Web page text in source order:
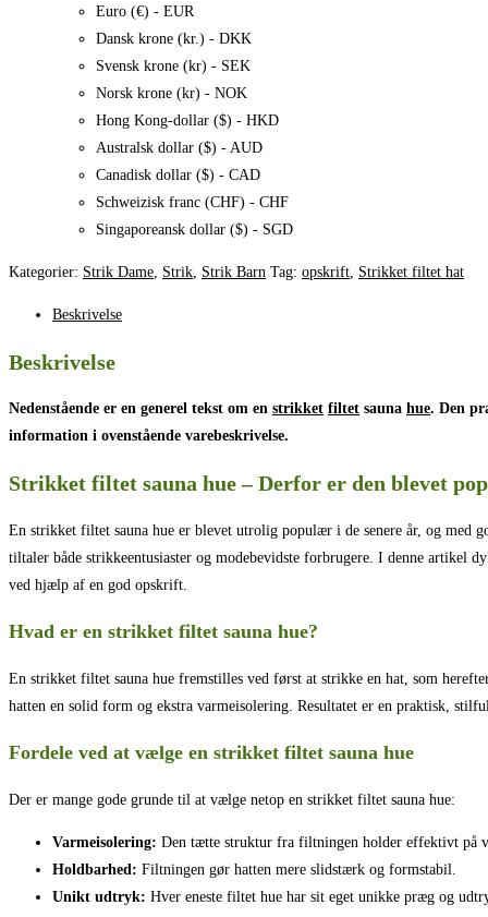
Euro (€) - EUR
Dansk krone (kr.) - DKK
Svensk krone (kr) - SEK
Norsk krone (kr) - NOK
Hong Kong-dollar ($) - HKD
Australsk dollar ($) - AUD
Canadisk dollar ($) - CAD
Schweizisk franc (CHF) - CHF
Singaporeansk dollar ($) - SGD
Kategorier: Strik Dame, Strik, Strik Barn Tag: opskrift, Strikket filtet hat
Beskrivelse
Beskrivelse
Nedenstående er en generel tekst om en strikket filtet sauna hue. Den
information i ovenstående varebeskrivelse.
Strikket filtet sauna hue – Derfor er den blevet
En strikket filtet sauna hue er blevet utrolig populær i de senere år, og
tiltaler både strikkeentusiaster og modebevidste forbrugere. I denne artikel
ved hjælp af en god opskrift.
Hvad er en strikket filtet sauna hue?
En strikket filtet sauna hue fremstilles ved først at strikke en hat, som
hatten en solid form og ekstra varmeisolering. Resultatet er en praktisk,
Fordele ved at vælge en strikket filtet sauna hue
Der er mange gode grunde til at vælge netop en strikket filtet sauna hue:
Varmeisolering: Den tætte struktur fra filtningen holder effektivt på
Holdbarhed: Filtningen gør hatten mere slidstærk og formstabil.
Unikt udtryk: Hver eneste filtet hue har sit eget unikke præg og